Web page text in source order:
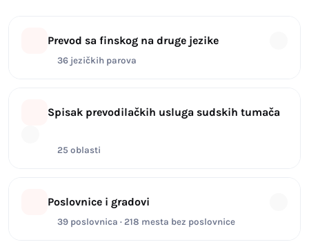
Prevod sa finskog na druge jezike
36 jezičkih parova
Spisak prevodilačkih usluga sudskih tumača
25 oblasti
Poslovnice i gradovi
39 poslovnica · 218 mesta bez poslovnice